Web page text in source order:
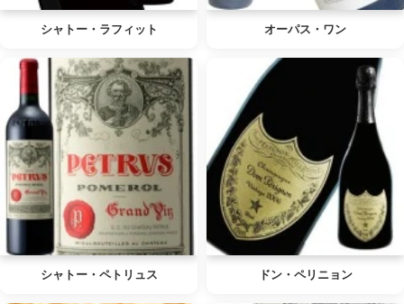
シャトー・ラフィット オーパス・ワン
シャトー・ペトリュス ドン・ペリニョン